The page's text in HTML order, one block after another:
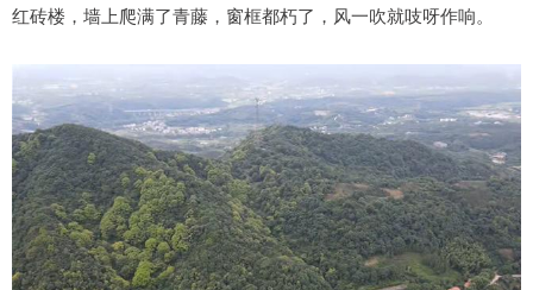
红砖楼，墙上爬满了青藤，窗框都朽了，风一吹就吱呀作响。